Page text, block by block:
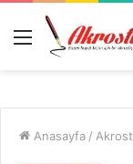
Menü
Anasayfa /